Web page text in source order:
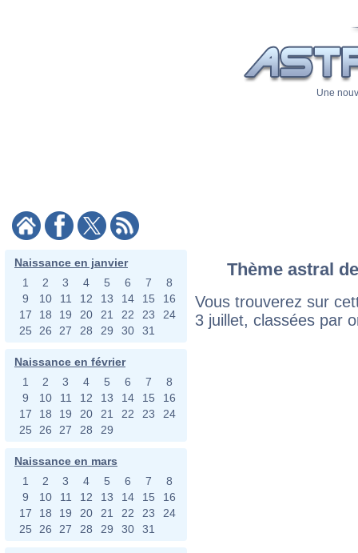
Une
Naissance en janvier
1
2 3 4 5 6 7
8
9
10 11 12 13 14 15
16
17
18 19 20 21 22 23
24
25
26 27 28 29 30 31
Naissance en février
1
2 3 4 5 6 7
8
9
10 11 12 13 14 15
16
17
18 19 20 21 22 23
24
25
26 27 28 29
Naissance en mars
1
2 3 4 5 6 7
8
9
10 11 12 13 14 15
16
17
18 19 20 21 22 23
24
25
26 27 28 29 30 31
Thème astral
Vous trouverez sur
3 juillet, classées par